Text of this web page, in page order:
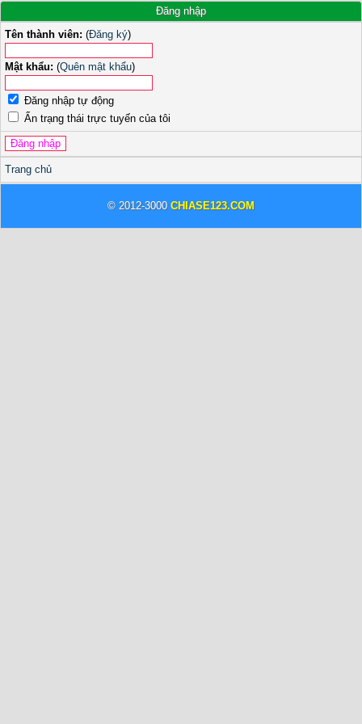
Đăng nhập
Tên thành viên: (Đăng ký)
Mật khẩu: (Quên mật khẩu)
Đăng nhập tự động
Ẩn trạng thái trực tuyến của tôi
Trang chủ
© 2012-3000 CHIASE123.COM